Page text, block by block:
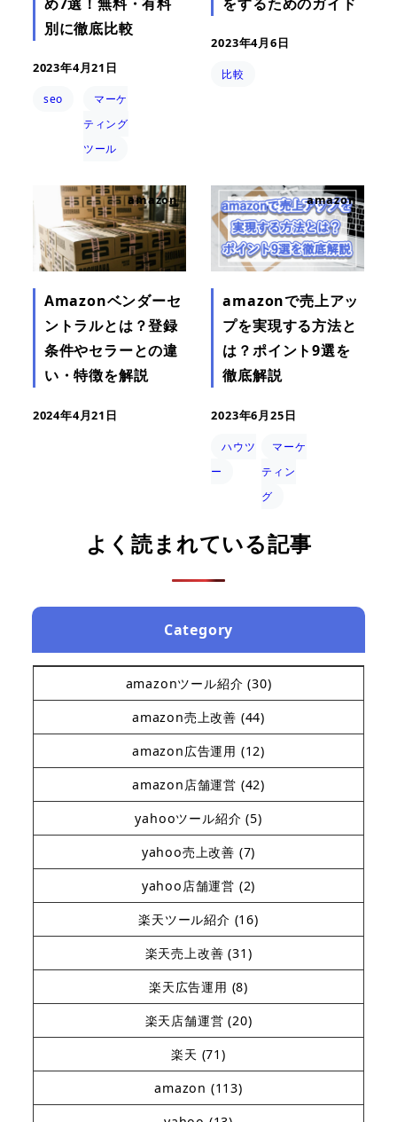
別に徹底比較
2023年4月21日
seo
マーケ
ティング
ツール
2023年4月6日
比較
amazon
Amazonベンダーセ
ントラルとは？登録
条件やセラーとの違
い・特徴を解説
2024年4月21日
amazon
amazonで売上アッ
プを実現する方法と
は？ポイント9選を
徹底解説
2023年6月25日
ハウツ
ー
マーケ
ティン
グ
よく読まれている記事
Category
amazon (113)
amazonツール紹介 (30)
amazon売上改善 (44)
amazon広告運用 (12)
amazon店舗運営 (42)
yahooツール紹介 (5)
yahoo売上改善 (7)
yahoo店舗運営 (2)
楽天 (71)
楽天ツール紹介 (16)
楽天売上改善 (31)
楽天広告運用 (8)
楽天店舗運営 (20)